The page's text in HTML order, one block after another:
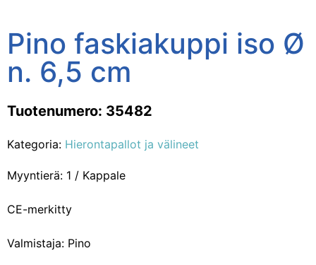
Pino faskiakuppi iso Ø
n. 6,5 cm
Tuotenumero: 35482
Kategoria: Hierontapallot ja välineet
Myyntierä: 1 / Kappale
CE-merkitty
Valmistaja: Pino